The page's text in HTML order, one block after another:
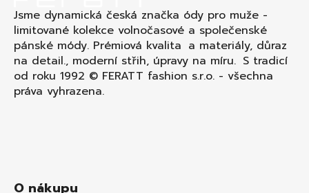
Jsme dynamická česká značka ódy pro muže -
limitované kolekce volnočasové a společenské
pánské módy. Prémiová kvalita a materiály, důraz
na detail., moderní střih, úpravy na míru. S tradicí
od roku 1992 © FERATT fashion s.r.o. - všechna
práva vyhrazena.
O nákupu